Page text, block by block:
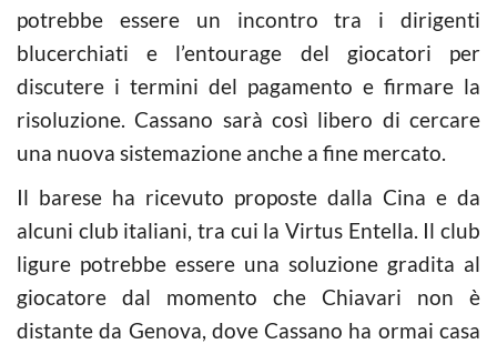
potrebbe essere un incontro tra i dirigenti
blucerchiati e l’entourage del giocatori per
discutere i termini del pagamento e firmare la
risoluzione. Cassano sarà così libero di cercare
una nuova sistemazione anche a fine mercato.
Il barese ha ricevuto proposte dalla Cina e da
alcuni club italiani, tra cui la Virtus Entella. Il club
ligure potrebbe essere una soluzione gradita al
giocatore dal momento che Chiavari non è
distante da Genova, dove Cassano ha ormai casa